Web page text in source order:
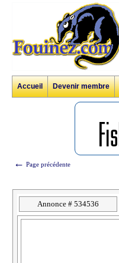
Accueil Devenir membre
← Page précédente
Annonce # 534536